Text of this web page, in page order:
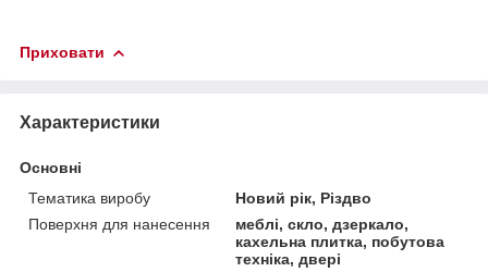
Приховати
Характеристики
Основні
Тематика виробу
Новий рік, Різдво
Поверхня для нанесення
меблі, скло, дзеркало,
кахельна плитка, побутова
техніка, двері